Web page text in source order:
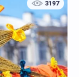
3197